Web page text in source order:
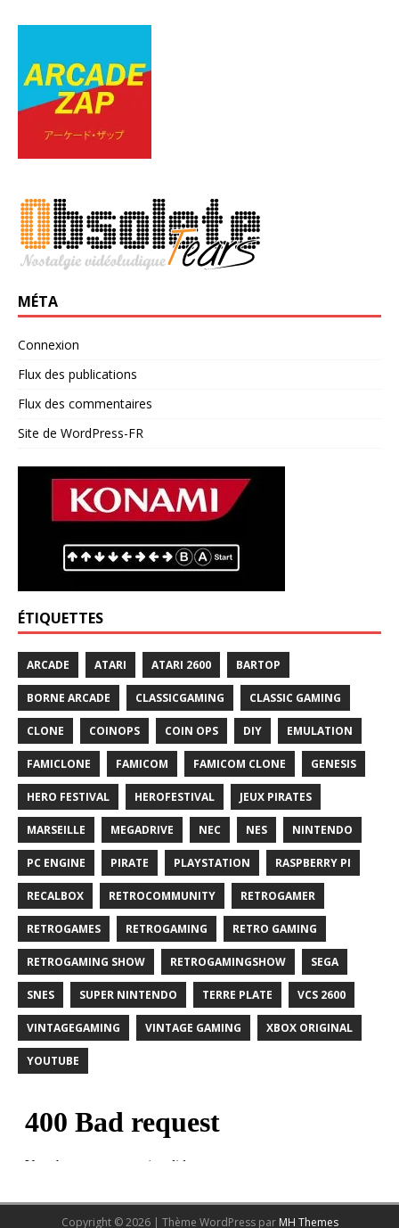
MÉTA
Connexion
Flux des publications
Flux des commentaires
Site de WordPress-FR
ÉTIQUETTES
ARCADE ATARI ATARI 2600 BARTOP
BORNE ARCADE CLASSICGAMING CLASSIC GAMING
CLONE COINOPS COIN OPS DIY EMULATION
FAMICLONE FAMICOM FAMICOM CLONE GENESIS
HERO FESTIVAL HEROFESTIVAL JEUX PIRATES
MARSEILLE MEGADRIVE NEC NES NINTENDO
PC ENGINE PIRATE PLAYSTATION RASPBERRY PI
RECALBOX RETROCOMMUNITY RETROGAMER
RETROGAMES RETROGAMING RETRO GAMING
RETROGAMING SHOW RETROGAMINGSHOW SEGA
SNES SUPER NINTENDO TERRE PLATE VCS 2600
VINTAGEGAMING VINTAGE GAMING XBOX ORIGINAL
YOUTUBE
Copyright © 2026 | Thème WordPress par MH Themes